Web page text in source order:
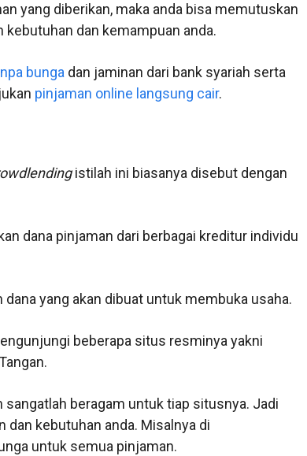
yang diberikan, maka anda bisa memutuskan
dan kemampuan anda.
bunga dan jaminan dari bank syariah serta
pinjaman online langsung cair.
istilah ini biasanya disebut dengan
dana pinjaman dari berbagai kreditur individu
yang akan dibuat untuk membuka usaha.
beberapa situs resminya yakni
beragam untuk tiap situsnya. Jadi
kebutuhan anda. Misalnya di
untuk semua pinjaman.